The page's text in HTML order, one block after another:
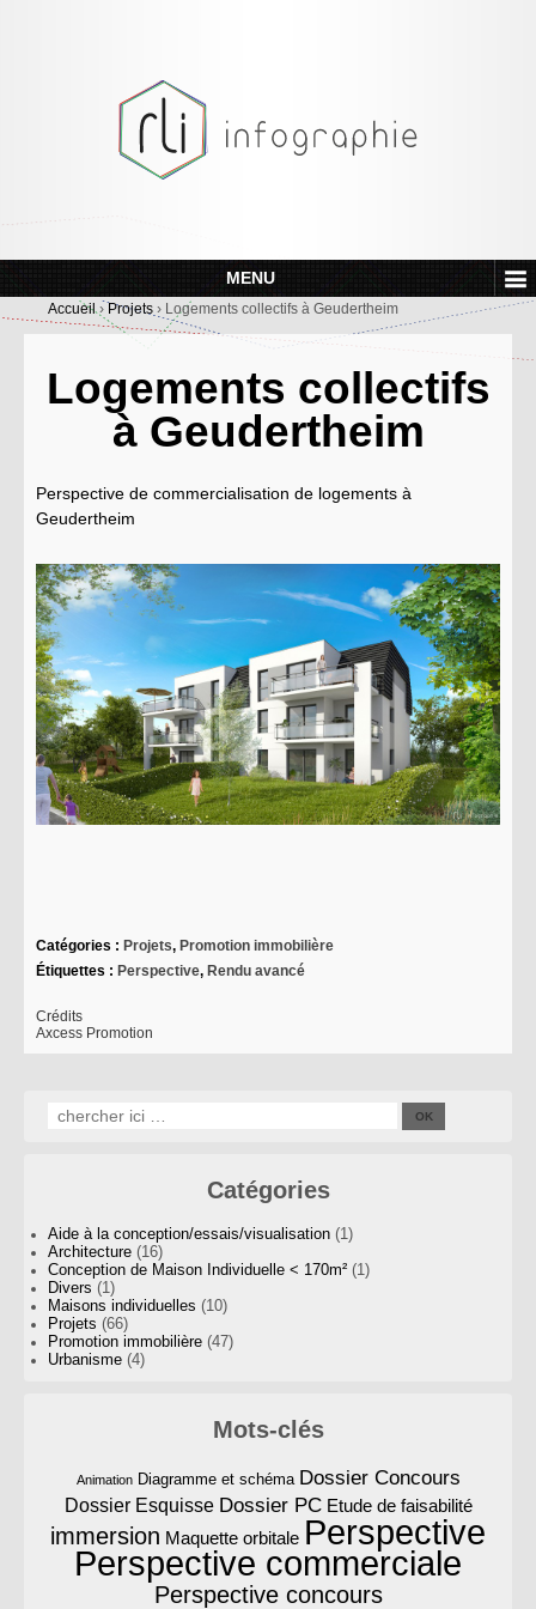
MENU
Accueil › Projets › Logements collectifs à Geudertheim
Logements collectifs
à Geudertheim
Perspective de commercialisation de logements à
Geudertheim
Catégories : Projets, Promotion immobilière
Étiquettes : Perspective, Rendu avancé
Crédits
Axcess Promotion
Catégories
Aide à la conception/essais/visualisation (1)
Architecture (16)
Conception de Maison Individuelle < 170m² (1)
Divers (1)
Maisons individuelles (10)
Projets (66)
Promotion immobilière (47)
Urbanisme (4)
Mots-clés
Animation Diagramme et schéma Dossier Concours
Dossier Esquisse Dossier PC Etude de faisabilité
immersion Maquette orbitale Perspective
Perspective commerciale
Perspective concours